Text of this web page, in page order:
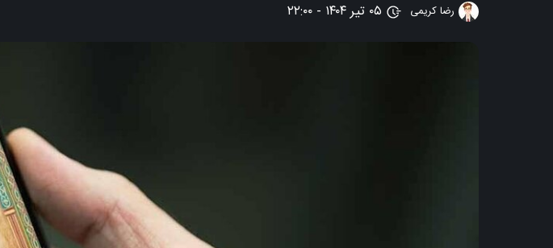
رضا کریمی ۰۵ تیر ۱۴۰۴ - ۲۲:۰۰